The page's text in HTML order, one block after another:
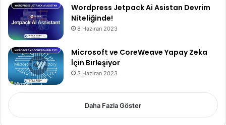
Wordpress Jetpack Ai Asistan Devrim
Niteliğinde!
8 Haziran 2023
Microsoft ve CoreWeave Yapay Zeka
İçin Birleşiyor
3 Haziran 2023
Daha Fazla Göster